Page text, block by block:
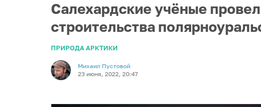
Салехардские учёные
строительства
ПРИРОДА АРКТИКИ
Михаил Пустовой
23 июня, 2022, 20:47